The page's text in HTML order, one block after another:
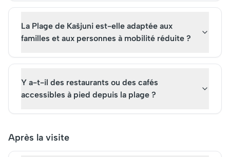
La Plage de Kašjuni est-elle adaptée aux
familles et aux personnes à mobilité réduite ?
Y a-t-il des restaurants ou des cafés
accessibles à pied depuis la plage ?
Après la visite